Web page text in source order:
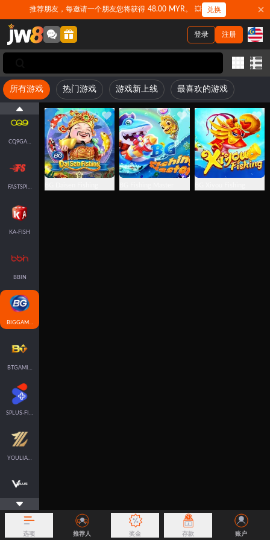
推荐朋友，每邀请一个朋友您将获得 48.00 MYR。 💥 兑换
注册
登录
所有游戏 热门游戏 游戏新上线 最喜欢的游戏
FACHAI-FISH
CQ9GAMING
FASTSPIN-FISH
KA-FISH
BBIN
BIGGAMING
BTGAMING-FISH
SPLUS-FISH
YOULIANGAMING
VPLUS
选项 推荐人 奖金 存款 账户